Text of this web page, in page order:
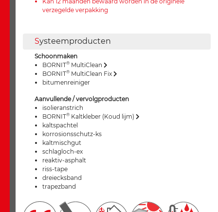
verzegelde verpakking
Systeemproducten
Schoonmaken
BORNIT® MultiClean
BORNIT® MultiClean Fix
bitumenreiniger
Aanvullende / vervolgproducten
isolieranstrich
BORNIT® Kaltkleber (Koud lijm)
kaltspachtel
korrosionsschutz-ks
kaltmischgut
schlagloch-ex
reaktiv-asphalt
riss-tape
dreiecksband
trapezband